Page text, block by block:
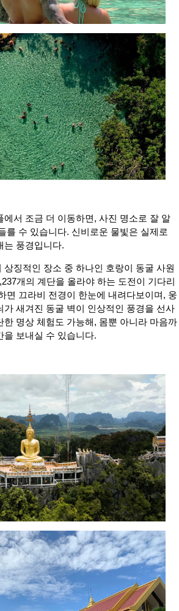
에서 조금 더 이동하면, 사진 명소로 잘 알
를 수 있습니다. 신비로운 물빛은 실제로
는 풍경입니다.
상징적인 장소 중 하나인 호랑이 동굴 사원
개의 계단을 올라야 하는 도전이 기다리
면 끄라비 전경이 한눈에 내려다보이며, 웅
가 새겨진 동굴 벽이 인상적인 풍경을 선사
한 명상 체험도 가능해, 몸뿐 아니라 마음까
을 보내실 수 있습니다.